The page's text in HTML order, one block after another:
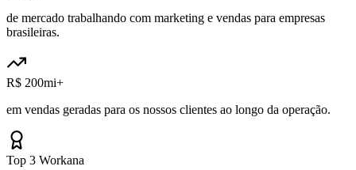
de mercado trabalhando com marketing e vendas para empresas
brasileiras.
R$ 200mi+
em vendas geradas para os nossos clientes ao longo da operação.
Top 3 Workana